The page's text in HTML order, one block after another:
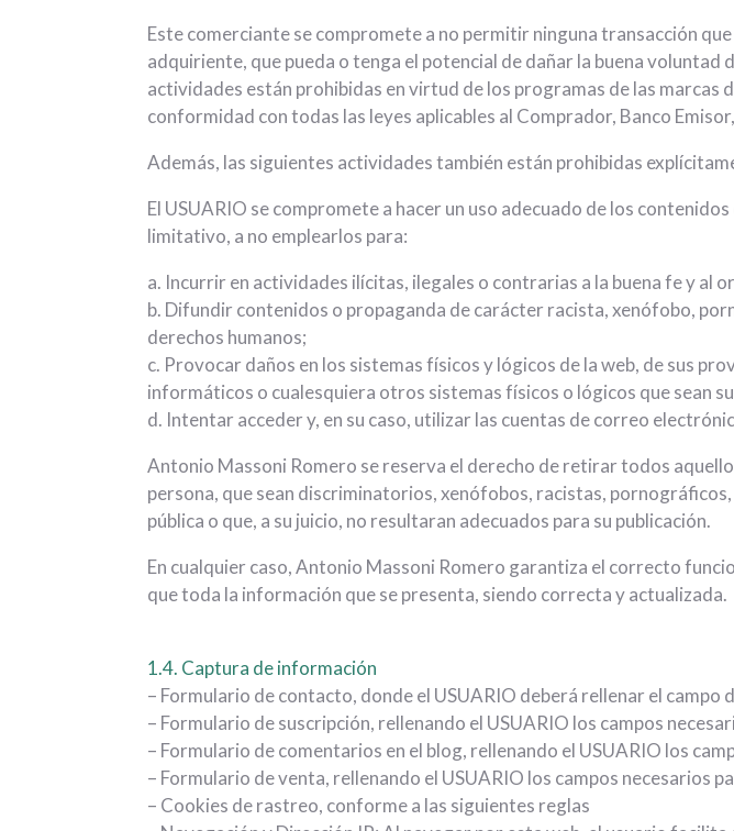
Este comerciante se compromete a no permitir ninguna transacción
adquiriente, que pueda o tenga el potencial de dañar la buena
actividades están prohibidas en virtud de los programas de las
conformidad con todas las leyes aplicables al Comprador, Banco
Además, las siguientes actividades también están prohibidas
El USUARIO se compromete a hacer un uso adecuado de los
limitativo, a no emplearlos para:
a. Incurrir en actividades ilícitas, ilegales o contrarias a la buena fe y al
b. Difundir contenidos o propaganda de carácter racista, xenófobo,
derechos humanos;
c. Provocar daños en los sistemas físicos y lógicos de la web, de sus
informáticos o cualesquiera otros sistemas físicos o lógicos que sean
d. Intentar acceder y, en su caso, utilizar las cuentas de correo
Antonio Massoni Romero se reserva el derecho de retirar todos
persona, que sean discriminatorios, xenófobos, racistas,
pública o que, a su juicio, no resultaran adecuados para su publicación.
En cualquier caso, Antonio Massoni Romero garantiza el correcto
que toda la información que se presenta, siendo correcta y actualizada.
1.4. Captura de información
– Formulario de contacto, donde el USUARIO deberá rellenar el
– Formulario de suscripción, rellenando el USUARIO los campos
– Formulario de comentarios en el blog, rellenando el USUARIO los
– Formulario de venta, rellenando el USUARIO los campos necesarios
– Cookies de rastreo, conforme a las siguientes reglas